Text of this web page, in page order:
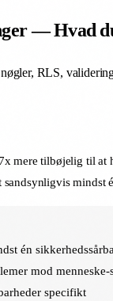
— Hvad
RLS,
mere tilbøjelig til
mindst
én
mod menneske-
specifikt